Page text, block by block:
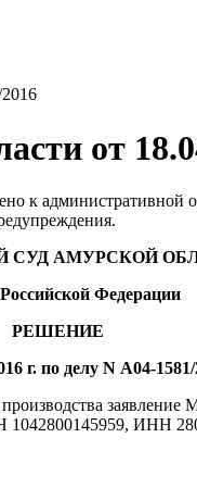
от
административной
СУД АМУРСКОЙ
Федерации
РЕШЕНИЕ
г. по делу N А04-
ИНН